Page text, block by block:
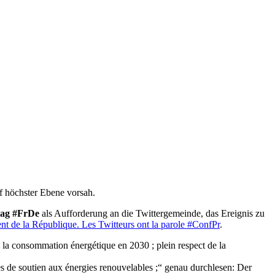
Ebene vorsah.
#FrDe als Aufforderung an die Twittergemeinde, das Ereignis zu
de la République. Les Twitteurs ont la parole #ConfPr.
consommation énergétique en 2030 ; plein respect de la
de soutien aux énergies renouvelables ;“ genau durchlesen: Der